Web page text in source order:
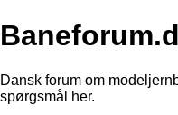
Dansk forum om
spørgsmål her.